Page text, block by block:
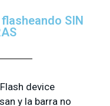
SIN
device
y la barra no